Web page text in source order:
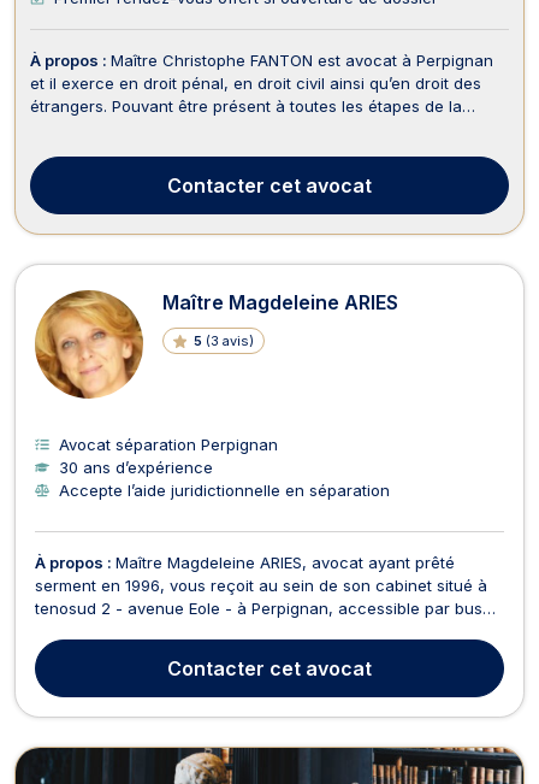
À propos : Maître Christophe FANTON est avocat à Perpignan
et il exerce en droit pénal, en droit civil ainsi qu’en droit des
étrangers. Pouvant être présent à toutes les étapes de la
jusque devant les juridic...Contacter cet avocat
Maître Magdeleine ARIES
5 (3 avis)
Avocat séparation Perpignan
30 ans d’expérience
Accepte l’aide juridictionnelle en séparation
À propos : Maître Magdeleine ARIES, avocat ayant prêté
serment en 1996, vous reçoit au sein de son cabinet situé à
tenosud 2 - avenue Eole - à Perpignan, accessible par bus
Magdeleine ARIES vous assiste et vous conseille en droit de
la famille en cas de partage de succession entre ...
Contacter cet avocat